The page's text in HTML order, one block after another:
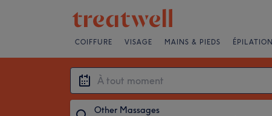
COIFFURE VISAGE MAINS & PIEDS ÉPILATION
Other Massages